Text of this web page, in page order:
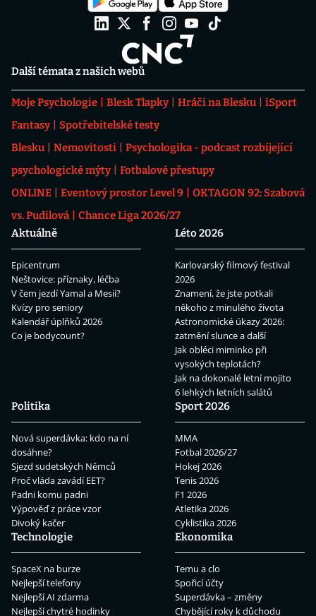
Další témata z našich webů
Moje Psychologie Blesk Tlapky Hráči na Blesku
iSport
Fantasy
Spotřebitelské testy
Blesku
Nemovitosti
Psychologika - podcast rozbíjející
psychologické mýty
Fotbalové přestupy
ONLINE
Eventový prostor Level 9
OKTAGON 92: Szabová
vs. Pudilová
Chance Liga 2026/27
Aktuálně
Epicentrum
Neštovice: příznaky, léčba
V čem jezdí Yamal a Mesii?
Kvízy pro seniory
Kalendář úplňků 2026
Co je bodycount?
Léto 2026
Karlovarský filmový festival
2026
Znamení, že jste potkali
někoho z minulého života
Astronomické úkazy 2026:
zatmění slunce a další
Jak obléci miminko při
vysokých teplotách?
Jak na dokonalé letní mojito
6 lehkých letních salátů
Politika
Nová superdávka: kdo na ní
dosáhne?
Sjezd sudetských Němců
Proč vláda zavádí EET?
Padni komu padni
Výpověď z práce vzor
Divoký kačer
Sport 2026
MMA
Fotbal 2026/27
Hokej 2026
Tenis 2026
F1 2026
Atletika 2026
Cyklistika 2026
Technologie
SpaceX na burze
Nejlepší telefony
Nejlepší AI zdarma
Nejlepší chytré hodinky
Ekonomika
Temu a clo
Spořicí účty
Superdávka – změny
Chybějící roky k důchodu